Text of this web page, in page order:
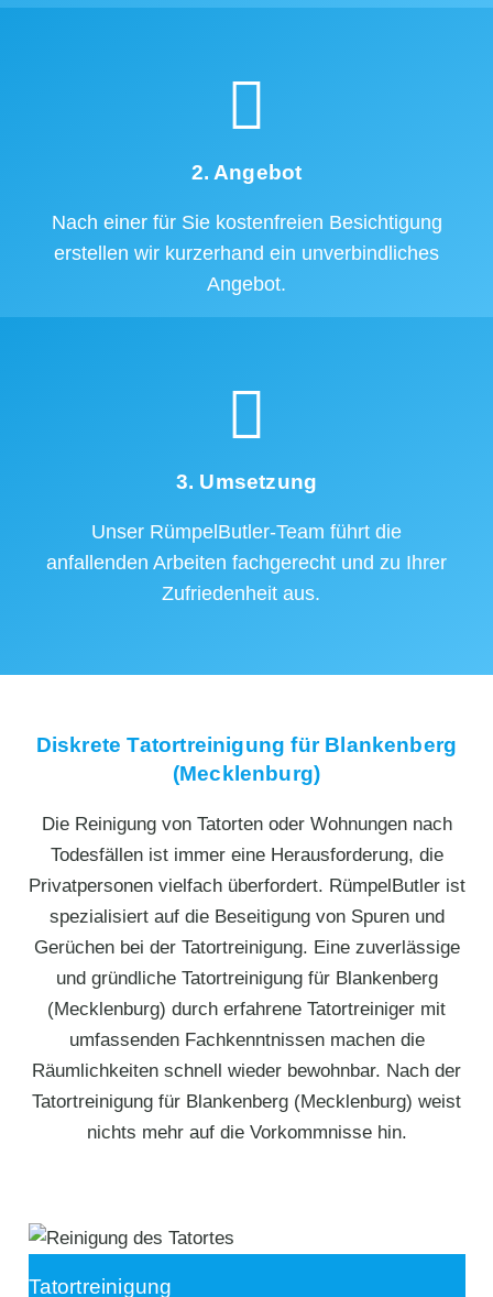
2. Angebot
Nach einer für Sie kostenfreien Besichtigung
erstellen wir kurzerhand ein unverbindliches
Angebot.
3. Umsetzung
Unser RümpelButler-Team führt die
anfallenden Arbeiten fachgerecht und zu Ihrer
Zufriedenheit aus.
Diskrete Tatortreinigung für Blankenberg
(Mecklenburg)
Die Reinigung von Tatorten oder Wohnungen nach
Todesfällen ist immer eine Herausforderung, die
Privatpersonen vielfach überfordert. RümpelButler ist
spezialisiert auf die Beseitigung von Spuren und
Gerüchen bei der Tatortreinigung. Eine zuverlässige
und gründliche Tatortreinigung für Blankenberg
(Mecklenburg) durch erfahrene Tatortreiniger mit
umfassenden Fachkenntnissen machen die
Räumlichkeiten schnell wieder bewohnbar. Nach der
Tatortreinigung für Blankenberg (Mecklenburg) weist
nichts mehr auf die Vorkommnisse hin.
Tatortreinigung